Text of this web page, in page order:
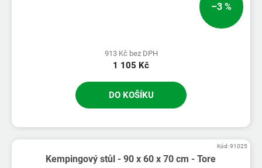
–3 %
913 Kč bez DPH
1 105 Kč
DO KOŠÍKU
Kempingový stůl - 90 x 60 x 70 cm - Tore
Kód:91025